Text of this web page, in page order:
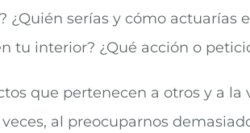
¿Quién serías y cómo
tu interior? ¿Qué acción o
que pertenecen a otros y a
al preocuparnos